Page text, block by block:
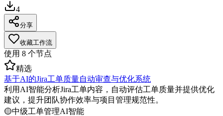
4
分享
收藏工作流
使用 8 个节点
精选
基于AI的Jira工单质量自动审查与优化系统
利用AI智能分析Jira工单内容，自动评估工单质量并提供优化
建议，提升团队协作效率与项目管理规范性。
🟡中级工单管理AI智能